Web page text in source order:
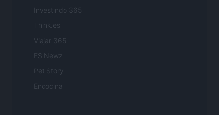
Investindo 365
Think.es
Viajar 365
ES Newz
Pet Story
Encocina